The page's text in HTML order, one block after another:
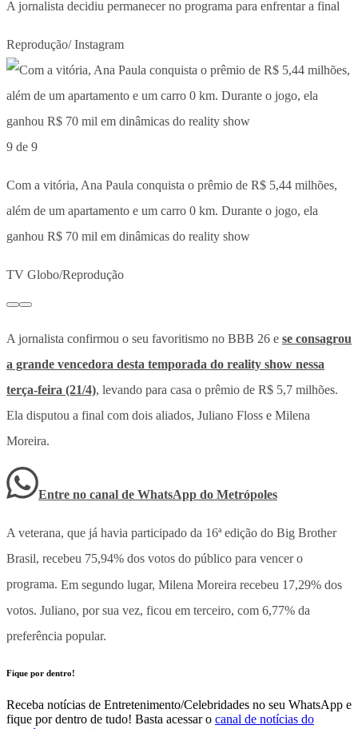
A jornalista decidiu permanecer no programa para enfrentar a final
Reprodução/ Instagram
9 de 9
Com a vitória, Ana Paula conquista o prêmio de R$ 5,44 milhões,
além de um apartamento e um carro 0 km. Durante o jogo, ela
ganhou R$ 70 mil em dinâmicas do reality show
TV Globo/Reprodução
A jornalista confirmou o seu favoritismo no BBB 26 e se consagrou
a grande vencedora desta temporada do reality show nessa
terça-feira (21/4), levando para casa o prêmio de R$ 5,7 milhões.
Ela disputou a final com dois aliados, Juliano Floss e Milena
Moreira.
Entre no canal de WhatsApp do Metrópoles
A veterana, que já havia participado da 16ª edição do Big Brother
Brasil, recebeu 75,94% dos votos do público para vencer o
programa. Em segundo lugar, Milena Moreira recebeu 17,29% dos
votos. Juliano, por sua vez, ficou em terceiro, com 6,77% da
preferência popular.
Fique por dentro!
Receba notícias de Entretenimento/Celebridades no seu WhatsApp e
fique por dentro de tudo! Basta acessar o canal de notícias do